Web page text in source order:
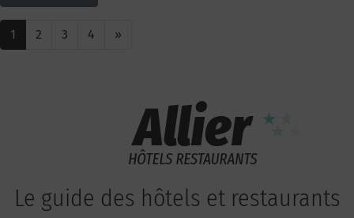
1 2 3 4 »
Le guide des hôtels et restaurants